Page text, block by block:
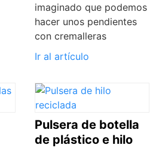
imaginado que podemos
hacer unos pendientes
con cremalleras
Ir al artículo
Pulsera de botella
de plástico e hilo